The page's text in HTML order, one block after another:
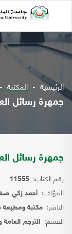
الرئيسية المكتبة
جمهرة رسائل
جمهرة رسائل
رقم الكتاب: 11555
المؤلف: أحمد زكي
الناشر: مكتبة
القسم: الترجم العامة